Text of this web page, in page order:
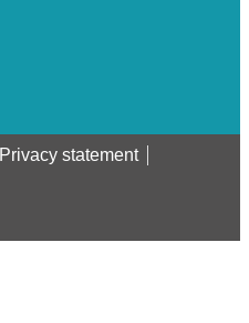
Privacy statement